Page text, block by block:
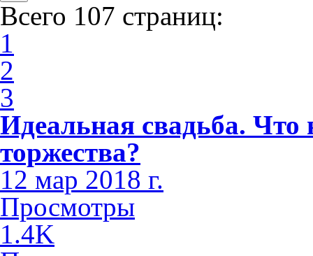
Всего 107 страниц:
1
2
3
Идеальная свадьба. Что
торжества?
12 мар 2018 г.
Просмотры
1.4K